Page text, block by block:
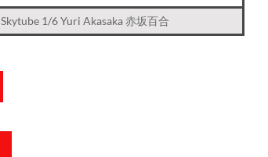
Skytube 1/6 Yuri Akasaka 赤坂百合